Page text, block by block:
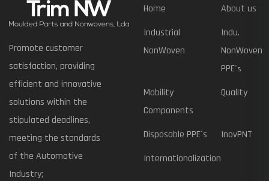
Promote customer
satisfaction, providing
efficient and innovative
solutions within the
stipulated deadlines,
meeting the standards
of the Automotive
Industry;
Home
About us
Industrial
NonWoven
Indu.
NonWoven
PPE´s
Mobility
Components
Quality
Disposable PPE´s
InovPNT
Internationalization